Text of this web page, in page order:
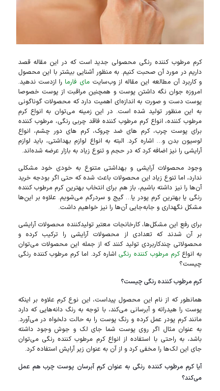
کرم مرطوب کننده رنگی محصولی جدید است که در این مقاله قصد
داریم در مورد آن صحبت کنیم. به منظور آشنایی بیشتر با این محصول
و کاربرد آن مطالعه این مقاله از وب‌سایت مای فارمارا ازدست ندهید.
امروزه جوان نگه داشتن پوست و همچنین مراقبت از پوست خصوصا
پوست دست و صورت به اندازه‌ای اهمیت دارد که محصولات گوناگونی
به این منظور تولید شده است. در این زمینه می‌توان به انواع کرم‌
مرطوب‌ کننده، انواع کرم مرطوب‌ کننده فاقد چربی رنگی، مرطوب کننده
برای پوست چرب، کرم‌ های ضد چروک، کرم‌ های دور چشم، انواع
لوسیون بدن و… اشاره کرد. البته به انواع لوازم بهداشتی، باید لوازم
آرایشی را نیز اضافه کرد که در حجم و تنوع زیاد به بازار عرضه شده‌اند.
وجود محصولات آرایشی و بهداشتی متنوع به خودی خود مشکلی
ندارد، اما تنوع زیاد این محصولات باعث شده که حتی اگر بودجه خرید
آن‌ها را نیز داشته باشیم، باز هم برای انتخاب بهترین کرم مرطوب‌ کننده
رنگی یا بهترین کرم پودر یا… گیج و سردرگم می‌شویم. علاوه بر این‌ها
مشکل نگهداری و جابه‌جایی آن‌ها را نیز خواهیم داشت.
برای رفع این مشکل‌ها، کارخانجات معتبر تولید‌کننده محصولات آرایشی
بر آن شدند که تعدادی از محصولات آرایشی را ترکیب کرده و
محصولاتی چندکاربردی تولید کنند که از جمله این محصولات می‌توان
به انواعکرم مرطوب کننده رنگی اشاره کرد. اما کرم مرطوب‌ کننده رنگی
چیست؟
کرم مرطوب‌ کننده رنگی چیست؟
همانطور که از نام این محصول پیداست، این نوع کرم علاوه بر اینکه
پوست را هیدراته و آبرسانی می‌کند، با توجه به رنگ دانه‌هایی که دارد
مانند کرم پودر عمل کرده و رنگ پوست را به حالت دلخواه در می‌آورد.
به عنوان مثال اگر روی پوست شما جای لک و جوش وجود داشته
باشد، به راحتی با استفاده از انواع کرم مرطوب‌ کننده رنگی می‌توان
جای این لک‌ها را مخفی کرد و از آن به عنوان زیر آرایش استفاده کرد.
آیا کرم مرطوب‌ کننده رنگی به عنوان کرم آبرسان پوست چرب هم عمل
می‌کند؟